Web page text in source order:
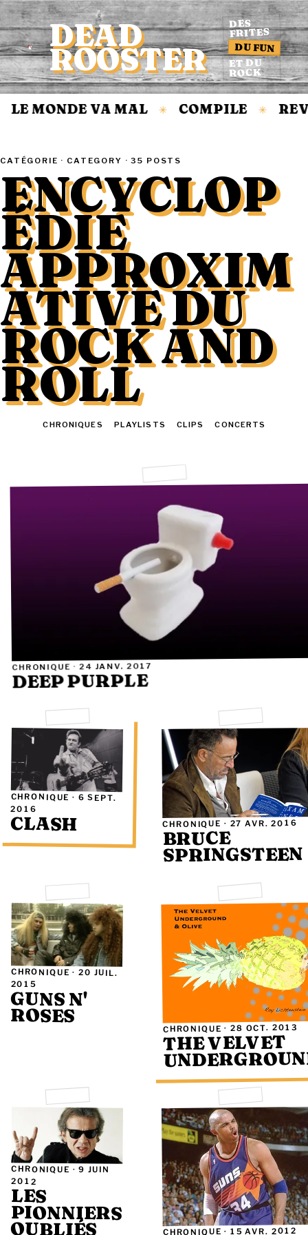
Accueil
DEAD
ROOSTER
DES
FRITES
DU FUN
ET DU
ROCK
MONDE VA MAL ✳ COMPILE ✳
CATÉGORIE · CATEGORY · 35 POSTS
ENCYCLOP
ÉDIE
APPROXIM
ATIVE DU
ROCK AND
ROLL
CHRONIQUES PLAYLISTS CLIPS CONCERTS
CHRONIQUE ·24 JANV. 2017
DEEP PURPLE
CHRONIQUE · 6 SEPT.
2016
CLASH CHRONIQUE · 27 AVR. 2016
BRUCE
SPRINGSTEEN
CHRONIQUE ·20 JUIL.
2015
GUNS N'
ROSES
CHRONIQUE · 28 OCT. 2013
THE VELVET
CHRONIQUE ·9 JUIN
2012
LES
PIONNIERS
OUBLIÉS CHRONIQUE · 15 AVR. 2012